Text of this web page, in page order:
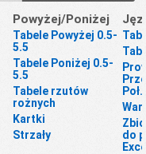
Powyżej/Poniżej
Tabele Powyżej 0.5-
5.5
Tabele Poniżej 0.5-
5.5
Tabele rzutów
rożnych
Kartki
Strzały
Poł.
do